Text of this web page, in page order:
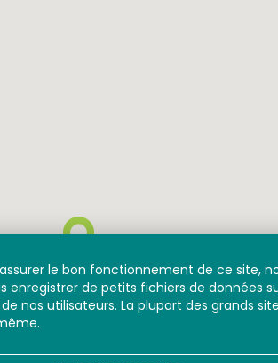
le bon fonctionnement de ce site,
enregistrer de petits fichiers de données
nos utilisateurs. La plupart des grands